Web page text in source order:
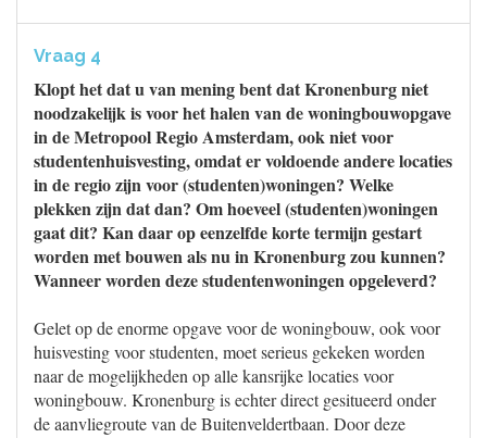
Vraag 4
Klopt het dat u van mening bent dat Kronenburg niet
noodzakelijk is voor het halen van de woningbouwopgave
in de Metropool Regio Amsterdam, ook niet voor
studentenhuisvesting, omdat er voldoende andere locaties
in de regio zijn voor (studenten)woningen? Welke
plekken zijn dat dan? Om hoeveel (studenten)woningen
gaat dit? Kan daar op eenzelfde korte termijn gestart
worden met bouwen als nu in Kronenburg zou kunnen?
Wanneer worden deze studentenwoningen opgeleverd?
Gelet op de enorme opgave voor de woningbouw, ook voor
huisvesting voor studenten, moet serieus gekeken worden
naar de mogelijkheden op alle kansrijke locaties voor
woningbouw. Kronenburg is echter direct gesitueerd onder
de aanvliegroute van de Buitenveldertbaan. Door deze